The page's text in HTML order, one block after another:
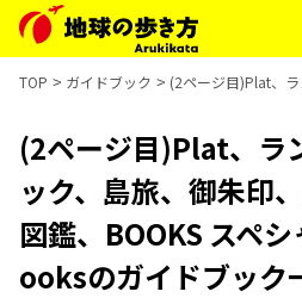
TOP ガイドブック (2ページ目)Plat、
(2ページ目)Plat、ラ
ック、島旅、御朱印
図鑑、BOOKS スペ
ooksのガイドブック